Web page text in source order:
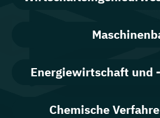
Energiewirtschaft und
Chemische